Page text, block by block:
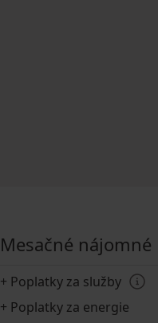
Mesačné nájomné
+ Poplatky za služby
+ Poplatky za energie